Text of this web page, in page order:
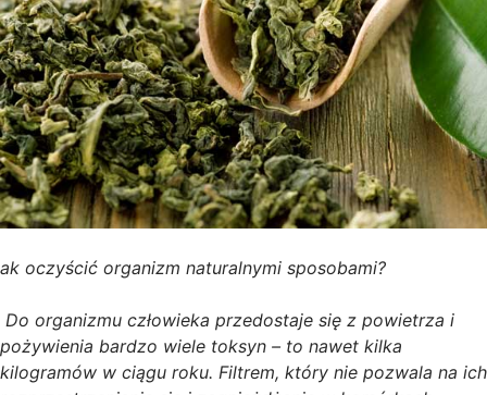
ak oczyścić organizm naturalnymi sposobami?
Do organizmu człowieka przedostaje się z powietrza i
pożywienia bardzo wiele toksyn – to nawet kilka
kilogramów w ciągu roku. Filtrem, który nie pozwala na ich